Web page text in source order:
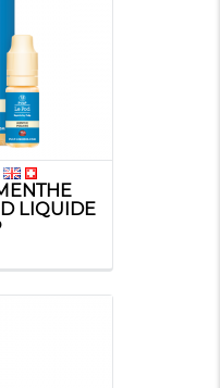
LIQUIDE